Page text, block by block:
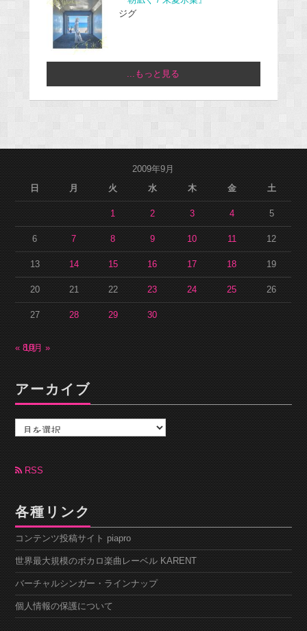
ジグ
...もっと見る
2009年9月
日
月 火 水 木 金 土
1 2 3 4 5
6 7 8 9 10 11 12
13 14 15 16 17 18 19
20 21 22 23 24 25 26
27 28 29 30
« 8月
10月 »
アーカイブ
カ
ブRSS
各種リンク
コンテンツ投稿サイト piapro
世界最大規模のボカロ楽曲レーベル KARENT
バーチャルシンガー・ラインナップ
個人情報の保護について